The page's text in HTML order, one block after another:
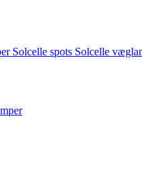
Solcelle spots Solcelle